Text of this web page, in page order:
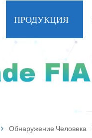
ПРОДУКЦИЯ
Обнаружение Человека